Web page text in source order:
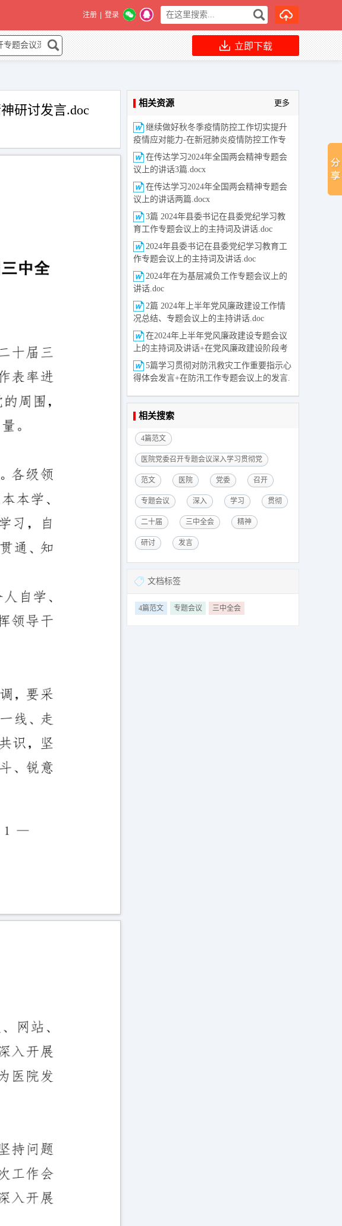
注册 登录
立即下载
研讨发言.doc 相关资源 更多
继续做好秋冬季疫情防控工作切实提升
疫情应对能力-在新冠肺炎疫情防控工作专
题会议上的讲话稿.doc
在传达学习2024年全国两会精神专题会
议上的讲话3篇.docx
在传达学习2024年全国两会精神专题会
议上的讲话两篇.docx
3篇 2024年县委书记在县委党纪学习教
育工作专题会议上的主持词及讲话.doc
2024年县委书记在县委党纪学习教育工
作专题会议上的主持词及讲话.doc
2024年在为基层减负工作专题会议上的
讲话.doc
2篇 2024年上半年党风廉政建设工作情
况总结、专题会议上的主持讲话.doc
在2024年上半年党风廉政建设专题会议
上的主持词及讲话+在党风廉政建设阶段考
核讲评会上的讲话.doc
5篇学习贯彻对防汛救灾工作重要指示心
得体会发言+在防汛工作专题会议上的发言.
相关搜索
4篇范文
医院党委召开专题会议深入学习贯彻党
范文 医院 党委 召开
专题会议 深入 学习 贯彻
二十届 三中全会 精神
研讨 发言
文档标签
4篇范文 专题会议 三中全会